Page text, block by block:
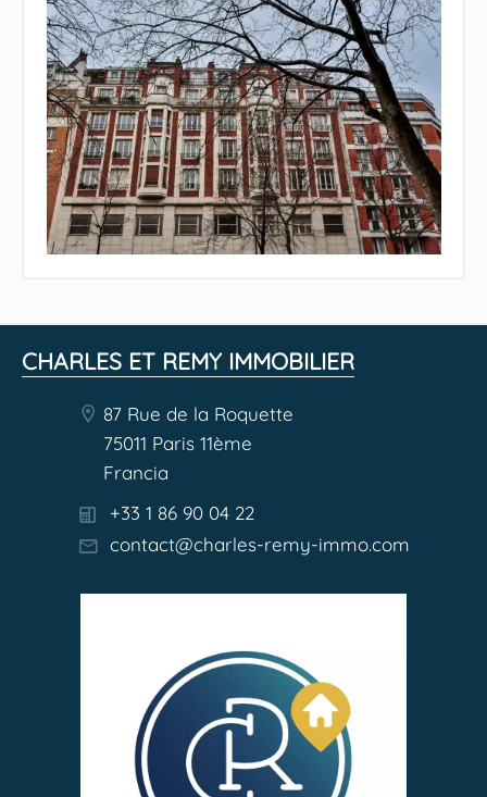
CHARLES ET REMY IMMOBILIER
87 Rue de la Roquette
75011 Paris 11ème
Francia
+33 1 86 90 04 22
contact@charles-remy-immo.com